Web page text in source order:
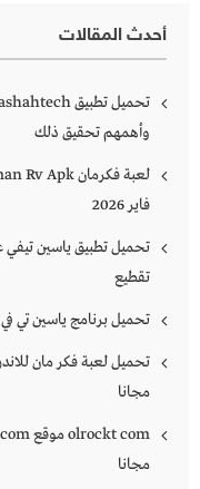
أحدث المقالات
وأهمهم تحقيق ذلك
فاير 2026
تقطيع
تحميل برنامج ياسين تي في
مجانا
مجانا